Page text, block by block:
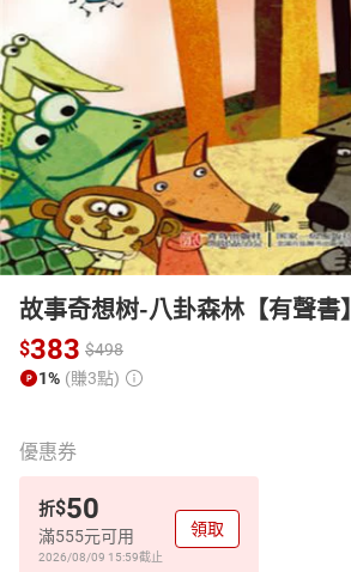
日本購物 電子/紙本書
故事奇想树-八卦森林【有聲書】
$383 $498
1% (賺3點)
優惠券
折$50
滿555元可用
2026/08/09 15:59截止
領取